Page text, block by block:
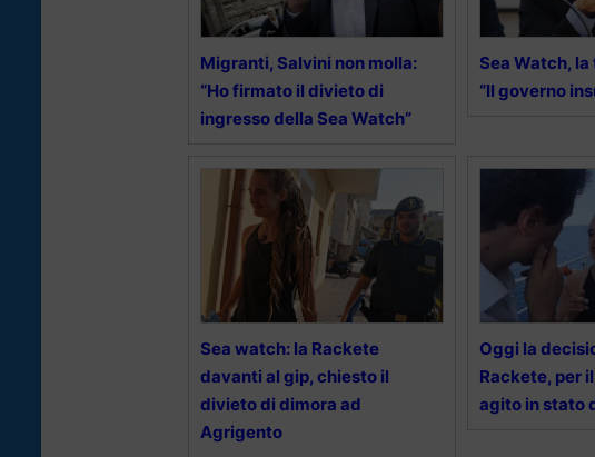
Migranti, Salvini non molla:
“Ho firmato il divieto di
ingresso della Sea Watch”
Sea Watch,
“Il governo
Sea watch: la Rackete
davanti al gip, chiesto il
divieto di dimora ad
Agrigento
Oggi la
Rackete, per
agito in stato